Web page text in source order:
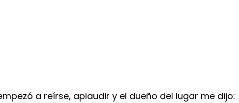
a reírse, aplaudir y el dueño del lugar me dijo: